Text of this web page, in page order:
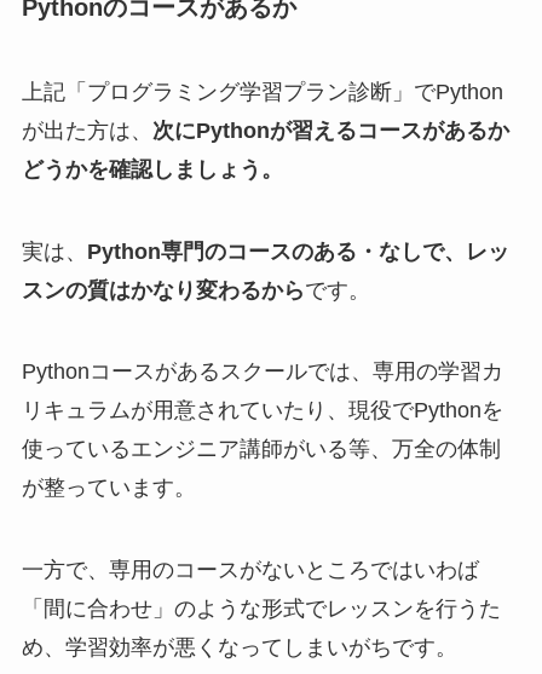
Pythonのコースがあるか
上記「プログラミング学習プラン診断」でPython
が出た方は、 次にPythonが習えるコースがあるか
どうかを確認しましょう。
実は、 Python専門のコースのある・なしで、レッ
スンの質はかなり変わるからです。
Pythonコースがあるスクールでは、専用の学習カ
リキュラムが用意されていたり、現役でPythonを
使っているエンジニア講師がいる等、万全の体制
が整っています。
一方で、専用のコースがないところではいわば
「間に合わせ」のような形式でレッスンを行うた
め、学習効率が悪くなってしまいがちです。